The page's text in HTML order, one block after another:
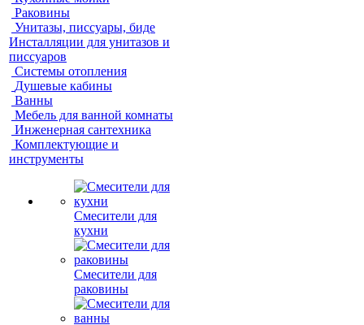
Раковины
Унитазы, писсуары, биде
Инсталляции для унитазов и
писсуаров
Системы отопления
Душевые кабины
Ванны
Мебель для ванной комнаты
Инженерная сантехника
Комплектующие и
инструменты
Смесители для
кухни
Смесители для
раковины